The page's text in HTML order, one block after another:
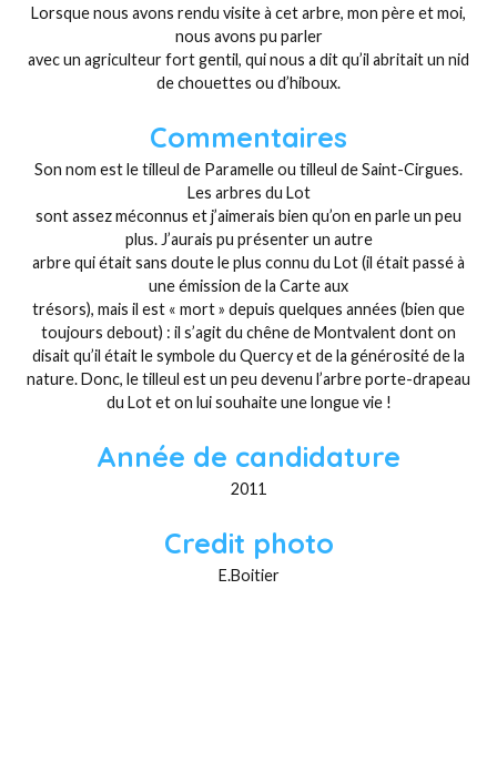
Lorsque nous avons rendu visite à cet arbre, mon père et moi,
nous avons pu parler
avec un agriculteur fort gentil, qui nous a dit qu’il abritait un nid
de chouettes ou d’hiboux.
Commentaires
Son nom est le tilleul de Paramelle ou tilleul de Saint-Cirgues.
Les arbres du Lot
sont assez méconnus et j’aimerais bien qu’on en parle un peu
plus. J’aurais pu présenter un autre
arbre qui était sans doute le plus connu du Lot (il était passé à
une émission de la Carte aux
trésors), mais il est « mort » depuis quelques années (bien que
toujours debout) : il s’agit du chêne de Montvalent dont on
disait qu’il était le symbole du Quercy et de la générosité de la
nature. Donc, le tilleul est un peu devenu l’arbre porte-drapeau
du Lot et on lui souhaite une longue vie !
Année de candidature
2011
Credit photo
E.Boitier